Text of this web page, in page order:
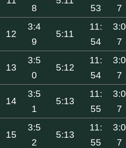
8
53
7
12
3:4
9
5:11
11:
54
3:0
7
13
3:5
0
5:12
11:
54
3:0
7
14
3:5
1
5:13
11:
55
3:0
7
15
3:5
2
5:13
11:
55
3:0
7